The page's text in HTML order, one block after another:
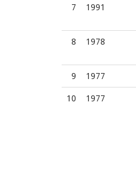
7 1991
8 1978
9 1977
10 1977